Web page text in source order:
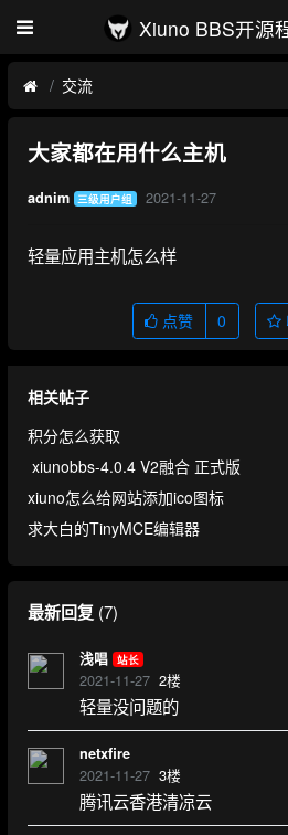
Xiuno BBS开源
交流
大家都在用什么主机
adnim 三级用户组 2021-11-27
轻量应用主机怎么样
点赞 0
相关帖子
积分怎么获取
xiunobbs-4.0.4 V2融合 正式版
xiuno怎么给网站添加ico图标
求大白的TinyMCE编辑器
最新回复(7)
浅唱 站长
2021-11-27 2楼
轻量没问题的
netxfire
2021-11-27 3楼
腾讯云香港清凉云